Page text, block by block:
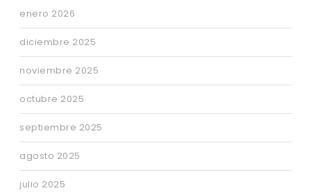
enero 2026
diciembre 2025
noviembre 2025
octubre 2025
septiembre 2025
agosto 2025
julio 2025